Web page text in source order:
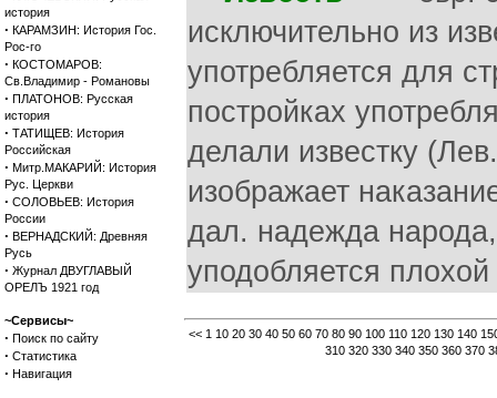
история
· КАРАМЗИН: История Гос.
Рос-го
· КОСТОМАРОВ:
Св.Владимир - Романовы
· ПЛАТОНОВ: Русская
история
· ТАТИЩЕВ: История
Российская
· Митр.МАКАРИЙ: История
Рус. Церкви
· СОЛОВЬЕВ: История
России
· ВЕРНАДСКИЙ: Древняя
Русь
· Журнал ДВУГЛАВЫЙ
ОРЕЛЪ 1921 год
~Сервисы~
· Поиск по сайту
· Статистика
· Навигация
исключительно из
употребляется для
постройках
делали известку
изображает
дал. надежда
уподобляется
<< 1 10 20 30 40 50 60 70 80 90 100 110 120 130 140
310 320 330 340 350 360 370